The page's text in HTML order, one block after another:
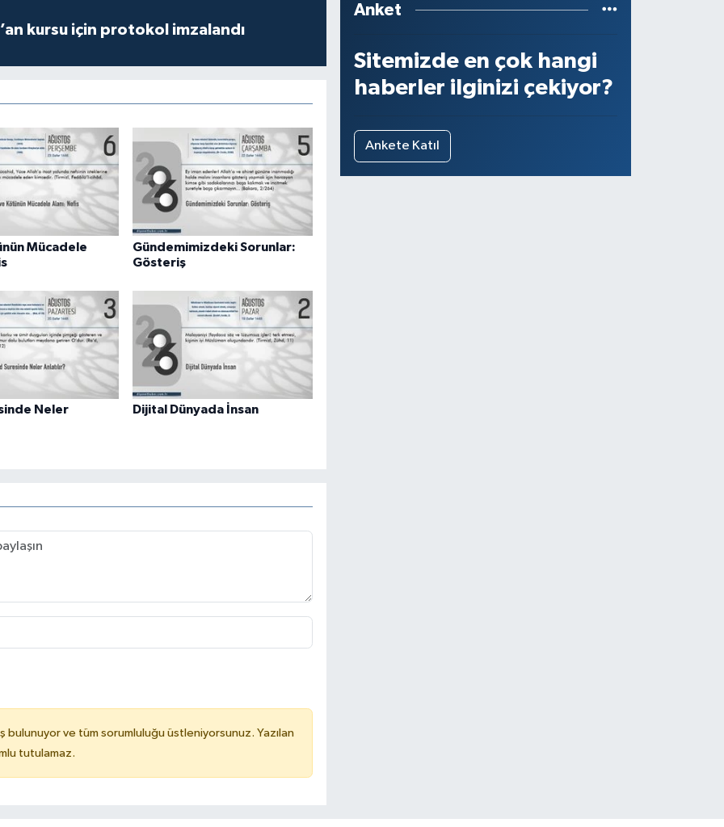
kursu için protokol imzalandı
Mücadele
Gündemimizdeki Sorunlar:
Gösteriş
Neler
Dijital Dünyada İnsan
bulunuyor ve tüm sorumluluğu üstleniyorsunuz. Yazılan
tutulamaz.
Anket
Sitemizde en çok hangi
haberler ilginizi çekiyor?
Ankete Katıl